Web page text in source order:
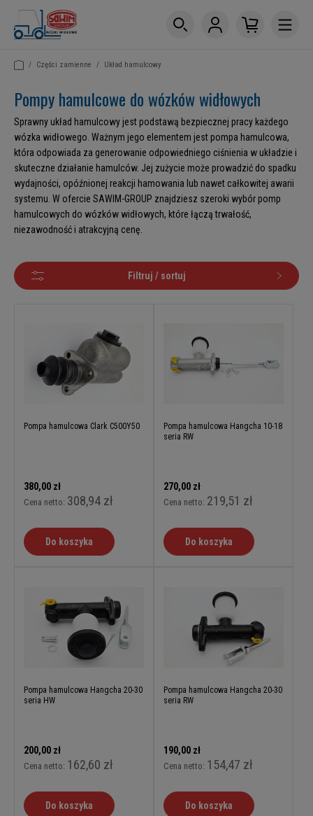
/ Części zamienne / Układ hamulcowy
Pompy hamulcowe do wózków widłowych
Sprawnyukład hamulcowyjest podstawą bezpiecznej pracy każdego
wózka widłowego. Ważnym jego elementem jest pompa hamulcowa,
która odpowiada za generowanie odpowiedniego ciśnienia w układzie i
skuteczne działanie hamulców. Jej zużycie może prowadzić do spadku
wydajności, opóźnionej reakcji hamowania lub nawet całkowitej awarii
systemu. W ofercie SAWIM-GROUP znajdziesz szeroki wybór pomp
hamulcowych do wózków widłowych, które łączą trwałość,
niezawodność i atrakcyjną cenę.
Filtruj / sortuj
Pompa hamulcowa Clark C500Y50
380,00 zł
Cena netto: 308,94 zł
Do koszyka
Pompa hamulcowa Hangcha 10-18
seria RW
270,00 zł
Cena netto: 219,51 zł
Do koszyka
Pompa hamulcowa Hangcha 20-30
seria HW
200,00 zł
Cena netto: 162,60 zł
Do koszyka
Pompa hamulcowa Hangcha 20-30
seria RW
190,00 zł
Cena netto: 154,47 zł
Do koszyka